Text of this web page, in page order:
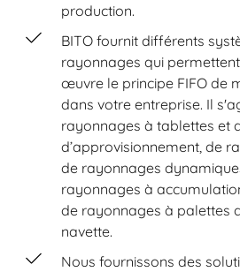
production.
BITO fournit différents
rayonnages qui
œuvre le principe FIFO de
dans votre entreprise. Il
rayonnages à tablettes et
d’approvisionnement, de
de rayonnages
rayonnages à
de rayonnages à palettes
navette.
Nous fournissons des